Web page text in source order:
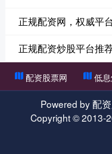
正规配资网，权威平
正规配资炒股平台推
配资股票网 低
Powered by配
Copyright© 2013-